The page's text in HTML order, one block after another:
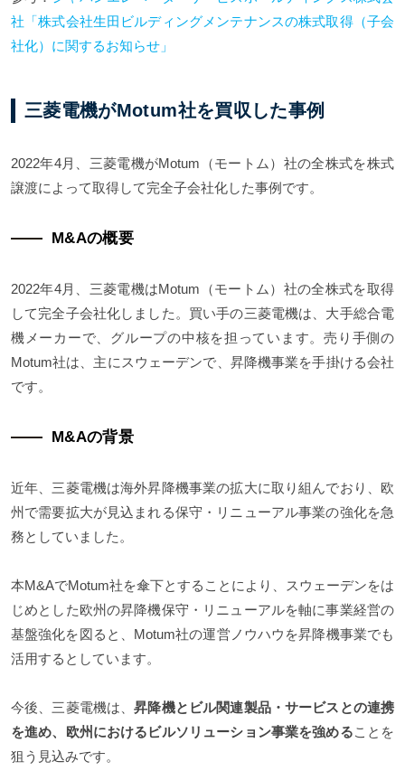
社「株式会社生田ビルディングメンテナンスの株式取得（子会
社化）に関するお知らせ」
三菱電機がMotum社を買収した事例
2022年4月、三菱電機がMotum（モートム）社の全株式を株式
譲渡によって取得して完全子会社化した事例です。
M&Aの概要
2022年4月、三菱電機はMotum（モートム）社の全株式を取得
して完全子会社化しました。買い手の三菱電機は、大手総合電
機メーカーで、グループの中核を担っています。売り手側の
Motum社は、主にスウェーデンで、昇降機事業を手掛ける会社
です。
M&Aの背景
近年、三菱電機は海外昇降機事業の拡大に取り組んでおり、欧
州で需要拡大が見込まれる保守・リニューアル事業の強化を急
務としていました。
本M&AでMotum社を傘下とすることにより、スウェーデンをは
じめとした欧州の昇降機保守・リニューアルを軸に事業経営の
基盤強化を図ると、Motum社の運営ノウハウを昇降機事業でも
活用するとしています。
今後、三菱電機は、昇降機とビル関連製品・サービスとの連携
を進め、欧州におけるビルソリューション事業を強めることを
狙う見込みです。